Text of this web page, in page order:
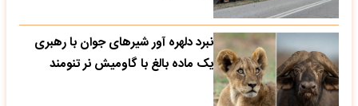
نبرد دلهره آور شیرهای جوان با رهبری
یک ماده بالغ با گاومیش نر تنومند